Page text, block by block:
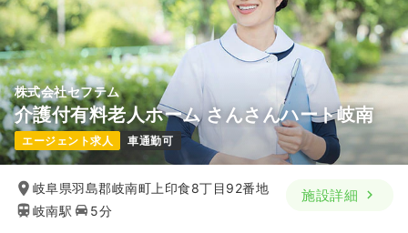
株式会社セフテム
介護付有料老人ホーム さんさんハート岐南
エージェント求人 車通勤可
岐阜県羽島郡岐南町上印食8丁目92番地
岐南駅
5分
施設詳細